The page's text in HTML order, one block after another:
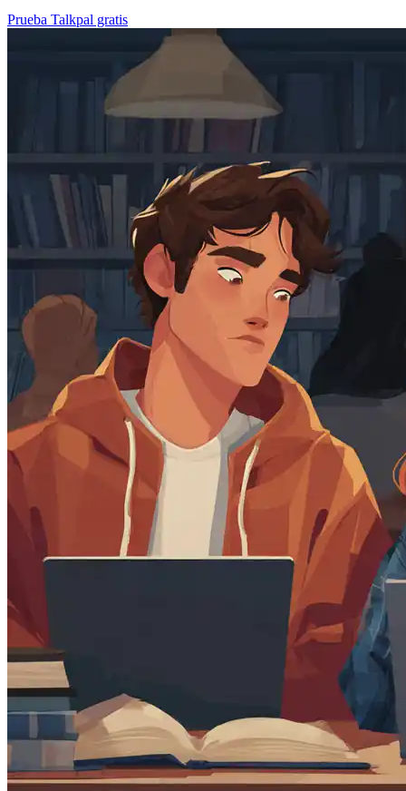
Prueba Talkpal gratis